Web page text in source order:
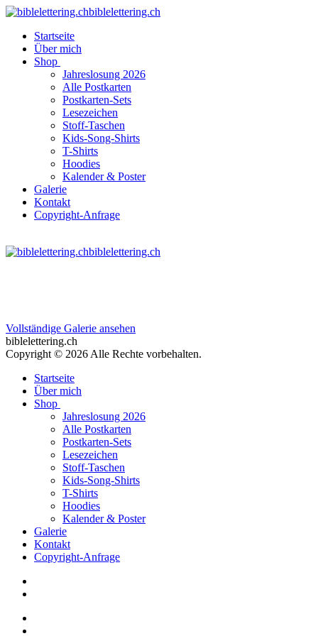
biblelettering.ch
Startseite
Über mich
Shop
Jahreslosung 2026
Alle Postkarten
Postkarten-Sets
Lesezeichen
Stoff-Taschen
Kids-Song-Shirts
T-Shirts
Hoodies
Kalender & Poster
Galerie
Kontakt
Copyright-Anfrage
biblelettering.ch
Vollständige Galerie ansehen
biblelettering.ch
Copyright © 2026 Alle Rechte vorbehalten.
Startseite
Über mich
Shop
Jahreslosung 2026
Alle Postkarten
Postkarten-Sets
Lesezeichen
Stoff-Taschen
Kids-Song-Shirts
T-Shirts
Hoodies
Kalender & Poster
Galerie
Kontakt
Copyright-Anfrage